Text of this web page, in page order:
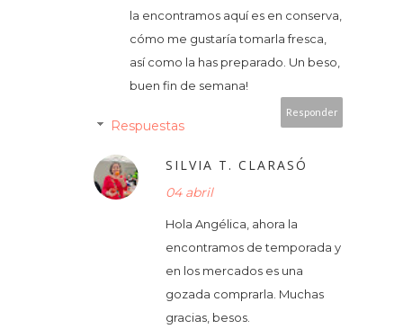
la encontramos aquí es en conserva,
cómo me gustaría tomarla fresca,
así como la has preparado. Un beso,
buen fin de semana!
Responder
Respuestas
SILVIA T. CLARASÓ
04 abril
Hola Angélica, ahora la
encontramos de temporada y
en los mercados es una
gozada comprarla. Muchas
gracias, besos.